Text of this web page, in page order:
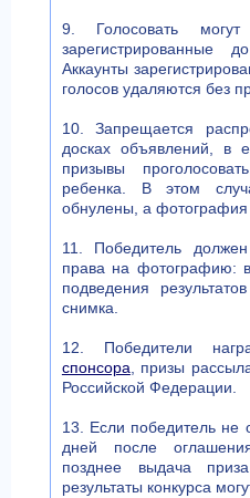
9. Голосовать могут
зарегистрированные
Аккаунты
голосов удаляются без
10. Запрещается
досках объявлений, в
призывы
ребенка. В этом
обнулены, а фотография
11. Победитель должен
права на фотографию:
подведения
снимка.
12. Победители
спонсора , призы
Российской Федерации.
13. Если победитель не
дней после
позднее выдача
результаты конкурса